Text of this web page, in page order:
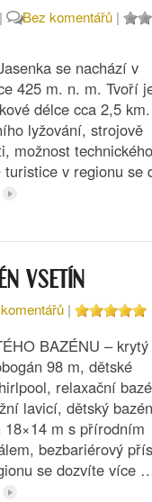
| Bez komentářů |
se nachází v
425 m. n. m. Tvoří
délce cca 2,5 km.
lyžování, strojově
možnost technického
turistice v regionu
VSETÍN
|
BAZÉNU – krytý
98 m, dětské
relaxační
lavicí, dětský
18×14 m s přírodním
bezbariérový
se dozvíte více